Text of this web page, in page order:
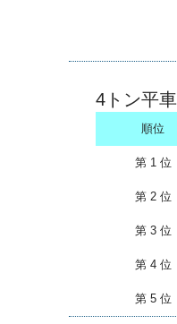
4トン平車
順位
第 1 位
第 2 位
第 3 位
第 4 位
第 5 位